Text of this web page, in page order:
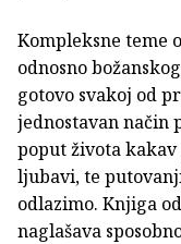
Kompleksne teme
odnosno
gotovo svakoj od
jednostavan način
poput života
ljubavi, te
odlazimo. Knjiga
naglašava